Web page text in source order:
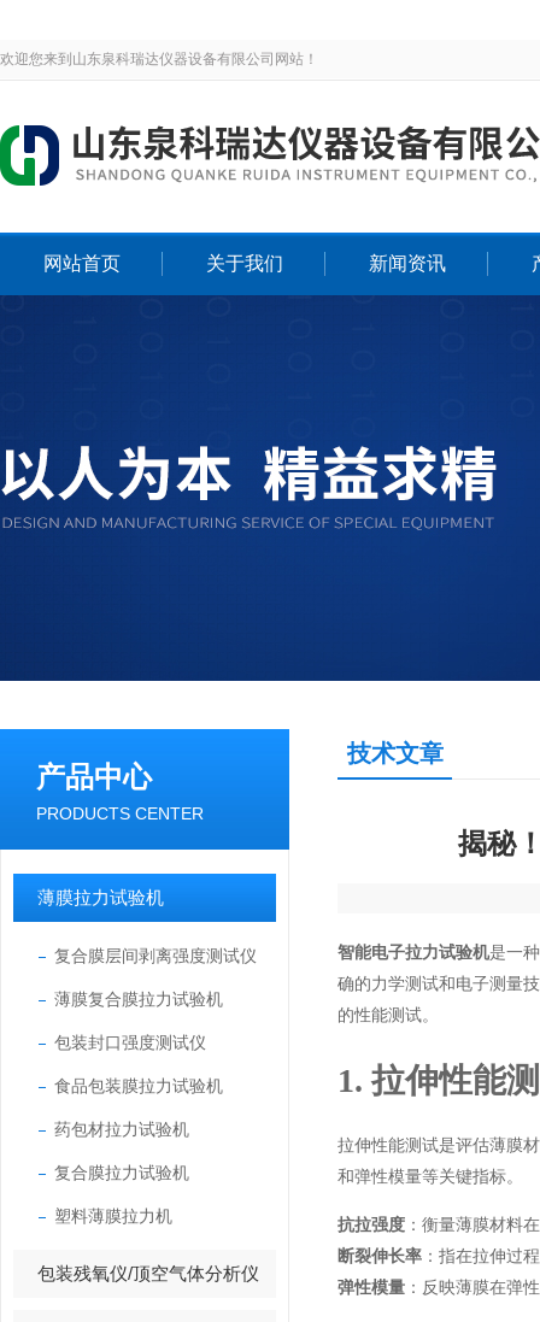
欢迎您来到山东泉科瑞达仪器设备有限公司网站！
网站首页 关于我们 新闻资讯
产品中心
PRODUCTS CENTER
薄膜拉力试验机
复合膜层间剥离强度测试仪
薄膜复合膜拉力试验机
包装封口强度测试仪
食品包装膜拉力试验机
药包材拉力试验机
复合膜拉力试验机
塑料薄膜拉力机
包装残氧仪/顶空气体分析仪
技术文章
揭秘
智能电子拉力试验机是一
确的力学测试和电子测量
的性能测试。
1. 拉伸性能
拉伸性能测试是评估薄膜
和弹性模量等关键指标。
抗拉强度 ：衡量薄膜材料
断裂伸长率 ：指在拉伸过
弹性模量 ：反映薄膜在弹